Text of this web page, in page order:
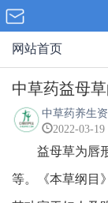
网站首页
中草药益母
中草药养生
2022-03-19
益母草为唇
等。《本草纲目